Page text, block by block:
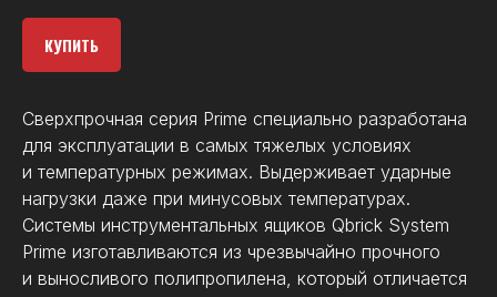
КУПИТЬ
Сверхпрочная серия Prime специально разработана
для эксплуатации в самых тяжелых условиях
и температурных режимах. Выдерживает ударные
нагрузки даже при минусовых температурах.
Системы инструментальных ящиков Qbrick System
Prime изготавливаются из чрезвычайно прочного
и выносливого полипропилена, который отличается